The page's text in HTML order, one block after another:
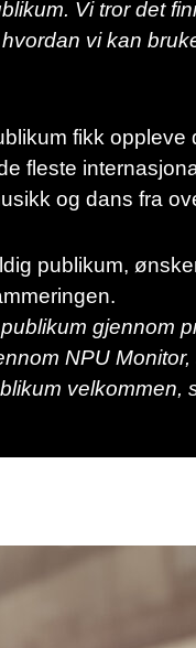
Vi tror det
vi kan
fikk
fleste
og dans fra
publikum,
gjennom
NPU
velkommen,